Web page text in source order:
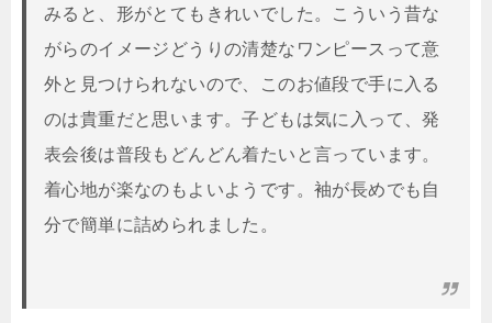
みると、形がとてもきれいでした。こういう昔な
がらのイメージどうりの清楚なワンピースって意
外と見つけられないので、このお値段で手に入る
のは貴重だと思います。子どもは気に入って、発
表会後は普段もどんどん着たいと言っています。
着心地が楽なのもよいようです。袖が長めでも自
分で簡単に詰められました。